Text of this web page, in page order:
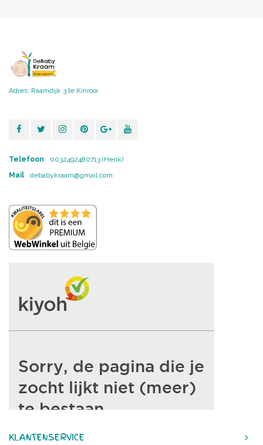
Adres: Raamdijk 3 te Kinrooi
Telefoon
0032492480713 (Henk)
Mail
debabykraam@gmail.com
KLANTENSERVICE